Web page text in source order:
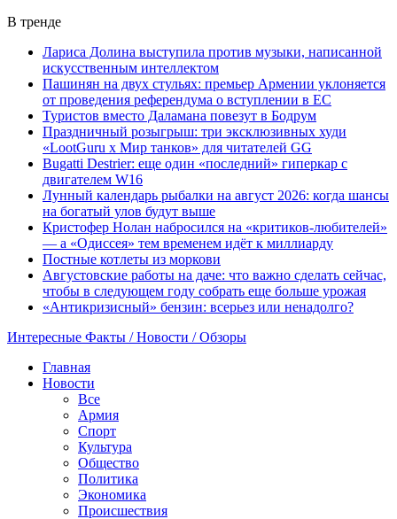
В тренде
Лариса Долина выступила против музыки, написанной
искусственным интеллектом
Пашинян на двух стульях: премьер Армении уклоняется
от проведения референдума о вступлении в ЕС
Туристов вместо Даламана повезут в Бодрум
Праздничный розыгрыш: три эксклюзивных худи
«LootGuru х Мир танков» для читателей GG
Bugatti Destrier: еще один «последний» гиперкар с
двигателем W16
Лунный календарь рыбалки на август 2026: когда шансы
на богатый улов будут выше
Кристофер Нолан набросился на «критиков-любителей»
— а «Одиссея» тем временем идёт к миллиарду
Постные котлеты из моркови
Августовские работы на даче: что важно сделать сейчас,
чтобы в следующем году собрать еще больше урожая
«Антикризисный» бензин: всерьез или ненадолго?
Интересные Факты / Новости / Обзоры
Главная
Новости
Все
Армия
Спорт
Культура
Общество
Политика
Экономика
Происшествия